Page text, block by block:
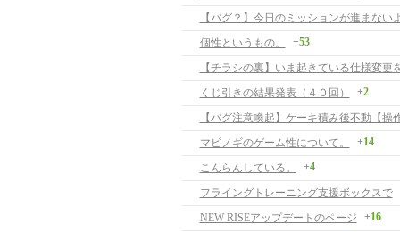
【バグ？】今日のミッションが進まない
個性というもの。
+53
【チラシの裏】いま起きている仕様変更
くじ引きの結果発表（４０回）
+2
マビノギのゲーム性について。 +14
こんらんしている。 +4
フライングトレーニング支援ボックスで
NEW RISEアップデートのページ +16